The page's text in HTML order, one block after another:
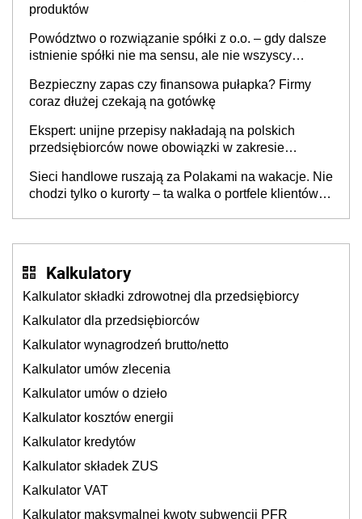
produktów
Powództwo o rozwiązanie spółki z o.o. – gdy dalsze
istnienie spółki nie ma sensu, ale nie wszyscy
Bezpieczny zapas czy finansowa pułapka? Firmy
coraz dłużej czekają na gotówkę
Ekspert: unijne przepisy nakładają na polskich
przedsiębiorców nowe obowiązki w zakresie
Sieci handlowe ruszają za Polakami na wakacje. Nie
chodzi tylko o kurorty – ta walka o portfele klientów
Kalkulatory
Kalkulator składki zdrowotnej dla przedsiębiorcy
Kalkulator dla przedsiębiorców
Kalkulator wynagrodzeń brutto/netto
Kalkulator umów zlecenia
Kalkulator umów o dzieło
Kalkulator kosztów energii
Kalkulator kredytów
Kalkulator składek ZUS
Kalkulator VAT
Kalkulator maksymalnej kwoty subwencji PFR